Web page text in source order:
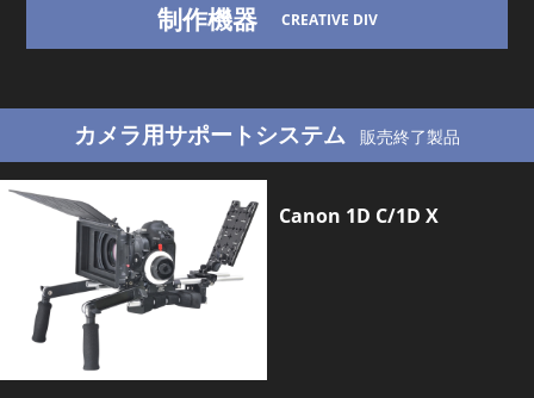
制作機器 CREATIVE DIV
カメラ用サポートシステム 販売終了製品
Canon 1D C/1D X